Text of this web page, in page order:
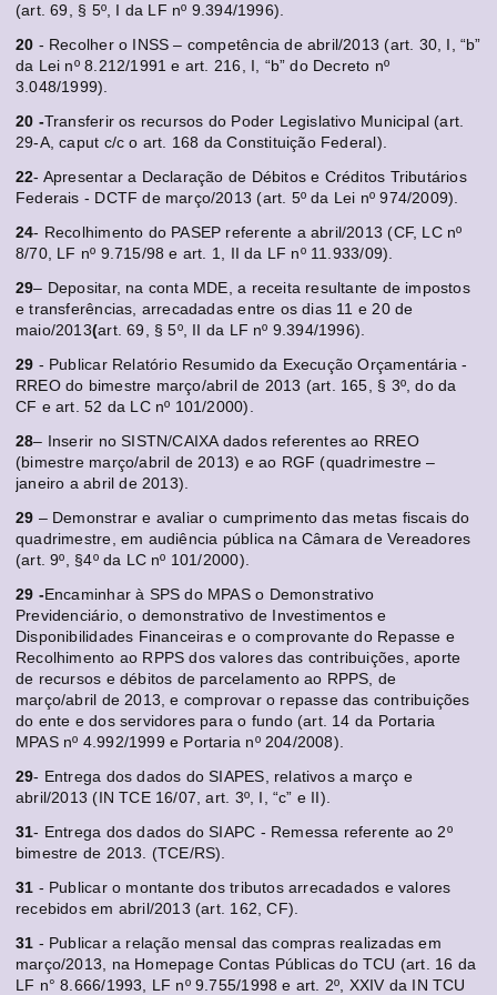
(art. 69, § 5º, I da LF nº 9.394/1996).
20 - Recolher o INSS – competência de abril/2013 (art. 30, I, “b”
da Lei nº 8.212/1991 e art. 216, I, “b” do Decreto nº
3.048/1999).
20 -Transferir os recursos do Poder Legislativo Municipal (art.
29-A, caput c/c o art. 168 da Constituição Federal).
22- Apresentar a Declaração de Débitos e Créditos Tributários
Federais - DCTF de março/2013 (art. 5º da Lei nº 974/2009).
24- Recolhimento do PASEP referente a abril/2013 (CF, LC nº
8/70, LF nº 9.715/98 e art. 1, II da LF nº 11.933/09).
29– Depositar, na conta MDE, a receita resultante de impostos
e transferências, arrecadadas entre os dias 11 e 20 de
maio/2013(art. 69, § 5º, II da LF nº 9.394/1996).
29 - Publicar Relatório Resumido da Execução Orçamentária -
RREO do bimestre março/abril de 2013 (art. 165, § 3º, do da
CF e art. 52 da LC nº 101/2000).
28– Inserir no SISTN/CAIXA dados referentes ao RREO
(bimestre março/abril de 2013) e ao RGF (quadrimestre –
janeiro a abril de 2013).
29 – Demonstrar e avaliar o cumprimento das metas fiscais do
quadrimestre, em audiência pública na Câmara de Vereadores
(art. 9º, §4º da LC nº 101/2000).
29 -Encaminhar à SPS do MPAS o Demonstrativo
Previdenciário, o demonstrativo de Investimentos e
Disponibilidades Financeiras e o comprovante do Repasse e
Recolhimento ao RPPS dos valores das contribuições, aporte
de recursos e débitos de parcelamento ao RPPS, de
março/abril de 2013, e comprovar o repasse das contribuições
do ente e dos servidores para o fundo (art. 14 da Portaria
MPAS nº 4.992/1999 e Portaria nº 204/2008).
29- Entrega dos dados do SIAPES, relativos a março e
abril/2013 (IN TCE 16/07, art. 3º, I, “c” e II).
31- Entrega dos dados do SIAPC - Remessa referente ao 2º
bimestre de 2013. (TCE/RS).
31 - Publicar o montante dos tributos arrecadados e valores
recebidos em abril/2013 (art. 162, CF).
31 - Publicar a relação mensal das compras realizadas em
março/2013, na Homepage Contas Públicas do TCU (art. 16 da
LF n° 8.666/1993, LF nº 9.755/1998 e art. 2º, XXIV da IN TCU